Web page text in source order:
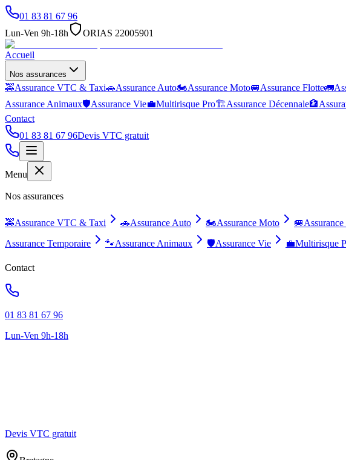
01 83 81 67 96
Lun-Ven 9h-18h
ORIAS 22005901
Accueil
Nos assurances
🚕Assurance VTC & Taxi🚗Assurance Auto🏍️Assurance Moto🚐Assurance Flotte🚛
Assurance Animaux🛡️Assurance Vie💼Multirisque Pro🏗️Assurance Décennale🏦
Contact
01 83 81 67 96Devis VTC gratuit
Menu
Nos assurances
🚕Assurance VTC & Taxi 🚗Assurance Auto 🏍️Assurance Moto 🚐
Assurance Temporaire
🐾Assurance Animaux 🛡️Assurance Vie 💼Multirisque
Contact
01 83 81 67 96
Lun-Ven 9h-18h
Devis VTC gratuit